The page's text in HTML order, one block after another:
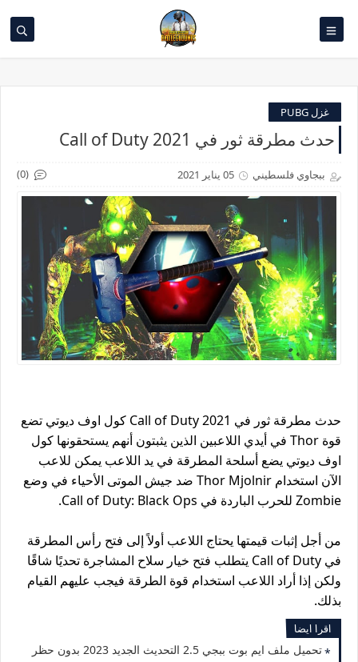
غزل PUBG
حدث مطرقة ثور في Call of Duty 2021
ببجاوي فلسطيني 05 يناير 2021 (0)
حدث مطرقة ثور في Call of Duty 2021 كول اوف ديوتي تضع
قوة Thor في أيدي اللاعبين الذين يثبتون أنهم يستحقونها كول
اوف ديوتي يضع أسلحة المطرقة في يد اللاعب يمكن للاعب
الآن استخدام Thor Mjolnir ضد جيش الموتى الأحياء في وضع
Zombie للحرب الباردة في Call of Duty: Black Ops.
من أجل إثبات قيمتها يحتاج اللاعب أولاً إلى فتح رأس المطرقة
في Call of Duty يتطلب فتح خيار سلاح المشاجرة تحديًا شاقًا
ولكن إذا أراد اللاعب استخدام قوة الطرقة فيجب عليهم القيام
بذلك.
اقرا ايضا
تحميل ملف ايم بوت ببجي 2.5 التحديث الجديد 2023 بدون حظر